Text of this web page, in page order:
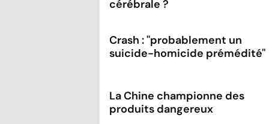
cérébrale ?
Crash : ''probablement un
suicide-homicide prémédité''
La Chine championne des
produits dangereux